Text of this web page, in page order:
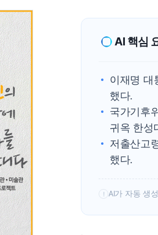
AI 핵심
이재명 대
했다.
국가기후
귀옥 한성
저출산고
했다.
! AI가 자동 생